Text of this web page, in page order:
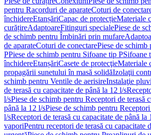
pentru Racorduri de aparateCoturi de
închidereEtanșăriCapac de protecțieMateriale
curățireAdaptoareFitinguri specialePiese de
de schimb pentru Îmbinări prin mufare
de aparateCoturi de conectarePiese de schimb
PPiese de schimb pentru Sifoane tip PSifoane
închidereEtanșăriCasete de protecţieMateriale
propagării sunetului în masă solidăIzolaţii
schimb pentru Ventile de aerisireInstalaţie
de terasă cu capacitate de până la 12 l/s
l/sPiese de schimb pentru Receptori de terasă
până la 12 l/sPiese de schimb pentru
l/sReceptori de terasă cu capacitate de până la
vaporiPentru receptori de terasă cu capacitate